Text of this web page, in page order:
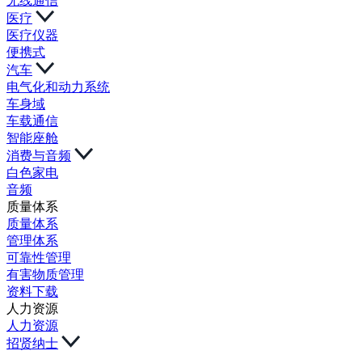
医疗
医疗仪器
便携式
汽车
电气化和动力系统
车身域
车载通信
智能座舱
消费与音频
白色家电
音频
质量体系
质量体系
管理体系
可靠性管理
有害物质管理
资料下载
人力资源
人力资源
招贤纳士